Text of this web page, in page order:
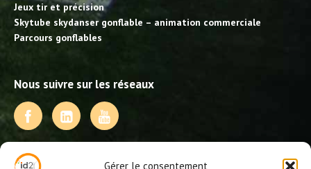
Gérer le consentement
Jeux tir et précision
Skytube skydanser gonflable – animation commerciale
Parcours gonflables
Nous suivre sur les réseaux
NOS PRESTATIONS